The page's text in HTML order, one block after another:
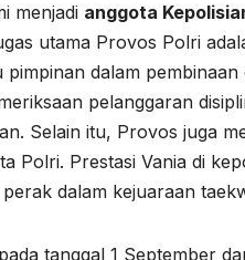
menjadi anggota
utama Provos Polri
dalam
pelanggaran
Selain itu, Provos juga
Polri. Prestasi Vania di
dalam kejuaraan
tanggal 1 September